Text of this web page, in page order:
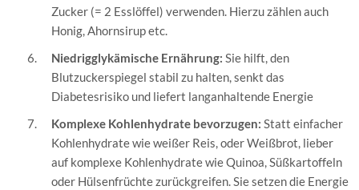
Zucker (= 2 Esslöffel) verwenden. Hierzu zählen auch
Honig, Ahornsirup etc.
Niedrigglykämische Ernährung: Sie hilft, den
Blutzuckerspiegel stabil zu halten, senkt das
Diabetesrisiko und liefert langanhaltende Energie
Komplexe Kohlenhydrate bevorzugen: Statt einfacher
Kohlenhydrate wie weißer Reis, oder Weißbrot, lieber
auf komplexe Kohlenhydrate wie Quinoa, Süßkartoffeln
oder Hülsenfrüchte zurückgreifen. Sie setzen die Energie